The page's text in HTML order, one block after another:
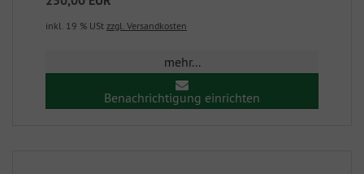
inkl. 19 % USt zzgl. Versandkosten
mehr...
Benachrichtigung einrichten